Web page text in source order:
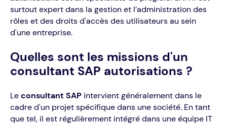
surtout expert dans la gestion et l’administration des
rôles et des droits d'accès des utilisateurs au sein
d'une entreprise.
Quelles sont les missions d'un
consultant SAP autorisations ?
Leconsultant SAPintervient généralement dans le
cadre d'un projet spécifique dans une société. En tant
que tel, il est régulièrement intégré dans une équipe IT